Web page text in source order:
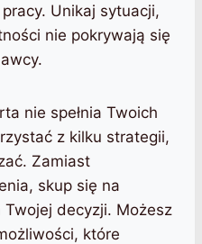
Unikaj sytuacji,
nie pokrywają się
nie spełnia Twoich
z kilku strategii,
Zamiast
skup się na
decyzji. Możesz
które